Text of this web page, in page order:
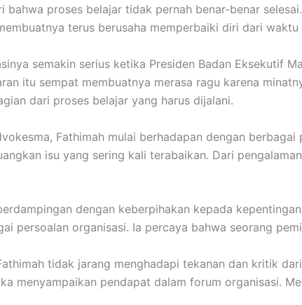
bahwa proses belajar tidak pernah benar-benar
terus berusaha memperbaiki diri dari
semakin serius ketika Presiden Badan Eksekutif
itu sempat membuatnya merasa ragu karena
dari proses belajar yang harus dijalani.
Fathimah mulai berhadapan dengan
isu yang sering kali terabaikan. Dari
dengan keberpihakan kepada
persoalan organisasi. Ia percaya bahwa seorang
tidak jarang menghadapi tekanan dan kritik
menyampaikan pendapat dalam forum organisasi.